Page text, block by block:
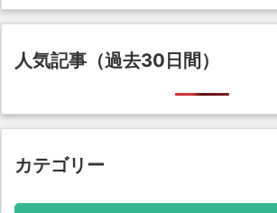
人気記事（過去30日間）
カテゴリー